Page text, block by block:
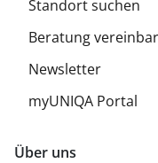
Standort suchen
Beratung
Newsletter
myUNIQA Portal
Über uns